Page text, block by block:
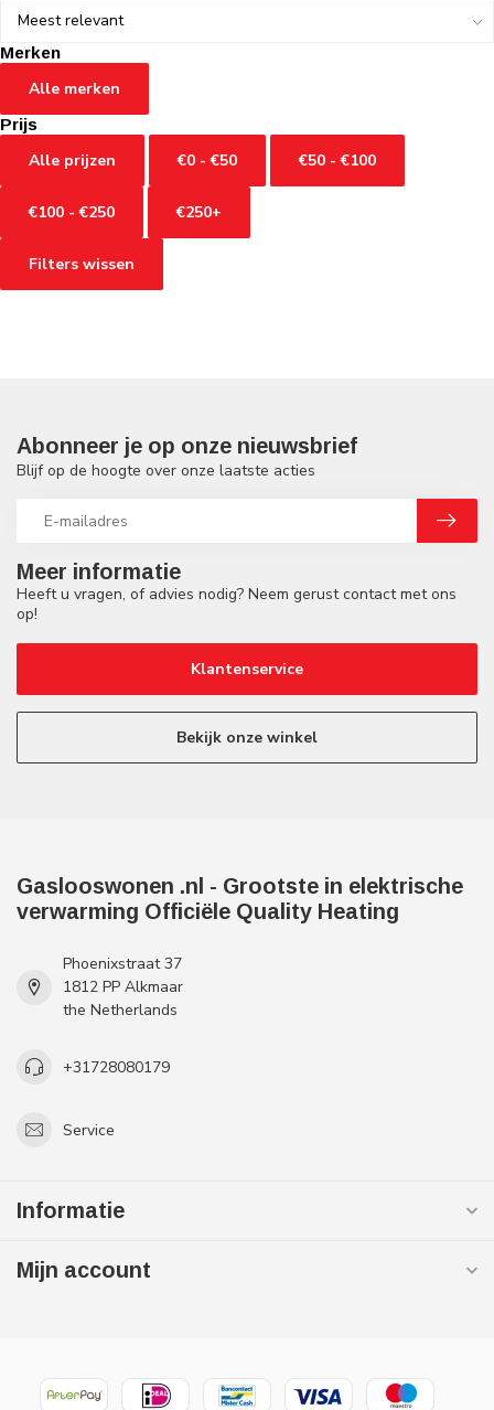
Merken
Alle merken
Prijs
Alle prijzen €0 - €50 €50 - €100
€100 - €250 €250+
Filters wissen
Meer informatie
Heeft u vragen, of advies nodig? Neem gerust contact met ons
op!
Klantenservice
Bekijk onze winkel
Abonneer je op onze nieuwsbrief
Blijf op de hoogte over onze laatste acties
Gaslooswonen .nl - Grootste in elektrische
verwarming Officiële Quality Heating
Phoenixstraat 37
1812 PP Alkmaar
the Netherlands
+31728080179
Service
Informatie
Mijn account